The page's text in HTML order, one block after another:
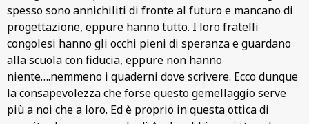
spesso sono annichiliti di fronte al futuro e mancano di
progettazione, eppure hanno tutto. I loro fratelli
congolesi hanno gli occhi pieni di speranza e guardano
alla scuola con fiducia, eppure non hanno
niente….nemmeno i quaderni dove scrivere. Ecco dunque
la consapevolezza che forse questo gemellaggio serve
più a noi che a loro. Ed è proprio in questa ottica di